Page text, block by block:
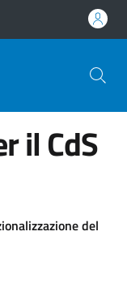
il CdS
del